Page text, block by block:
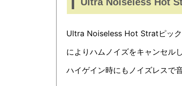
Ultra Noiseless Hot Stratピッ
によりハムノイズをキャンセル
ハイゲイン時にもノイズレスで